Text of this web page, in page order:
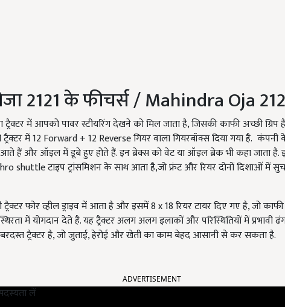
लें
2121 के फीचर्स / Mahindra Oja
में आपको पावर स्टीयरिंग देखने को मिल जाता है, जिसकी काफी अच्छी ग्रिप है
में 12 Forward + 12 Reverse गियर वाला गियरबॉक्स दिया गया है. कंपनी
हैं और ऑइल में डूबे हुए होते हैं. इन ब्रेक्स को वेट या ऑइल ब्रेक भी कहा जाता है.
shuttle टाइप ट्रांसमिशन के साथ आता है,जो फ्रंट और रियर दोनों दिशाओं में
ट्रैक्टर फोर व्हील ड्राइव में आता है और इसमें 8 x 18 रियर टायर दिए गए है, जो
में योगदान देते है. यह ट्रैक्टर अलग अलग इलाकों और परिस्थितियों में प्रभावी ढंग
ट्रैक्टर है, जो जुताई, हेरोई और खेती का काम बेहद आसानी से कर सकता है.
ADVERTISEMENT